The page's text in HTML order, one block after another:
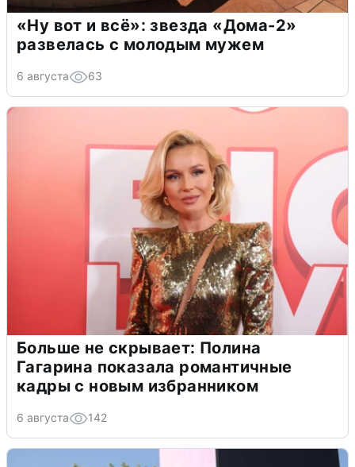
«Ну вот и всё»: звезда «Дома-2»
развелась с молодым мужем
6 августа 63
Больше не скрывает: Полина
Гагарина показала романтичные
кадры с новым избранником
6 августа 142